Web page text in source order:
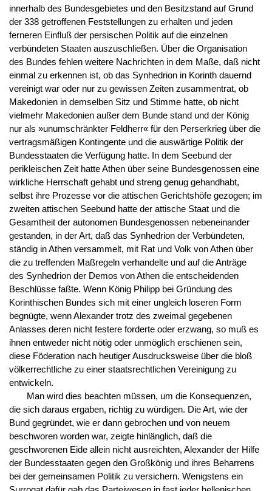
innerhalb des Bundesgebietes und den Besitzstand auf Grund
der 338 getroffenen Feststellungen zu erhalten und jeden
ferneren Einfluß der persischen Politik auf die einzelnen
verbündeten Staaten auszuschließen. Über die Organisation
des Bundes fehlen weitere Nachrichten in dem Maße, daß nicht
einmal zu erkennen ist, ob das Synhedrion in Korinth dauernd
vereinigt war oder nur zu gewissen Zeiten zusammentrat, ob
Makedonien in demselben Sitz und Stimme hatte, ob nicht
vielmehr Makedonien außer dem Bunde stand und der König
nur als »unumschränkter Feldherr« für den Perserkrieg über die
vertragsmäßigen Kontingente und die auswärtige Politik der
Bundesstaaten die Verfügung hatte. In dem Seebund der
perikleischen Zeit hatte Athen über seine Bundesgenossen eine
wirkliche Herrschaft gehabt und streng genug gehandhabt,
selbst ihre Prozesse vor die attischen Gerichtshöfe gezogen; im
zweiten attischen Seebund hatte der attische Staat und die
Gesamtheit der autonomen Bundesgenossen nebeneinander
gestanden, in der Art, daß das Synhedrion der Verbündeten,
ständig in Athen versammelt, mit Rat und Volk von Athen über
die zu treffenden Maßregeln verhandelte und auf die Anträge
des Synhedrion der Demos von Athen die entscheidenden
Beschlüsse faßte. Wenn König Philipp bei Gründung des
Korinthischen Bundes sich mit einer ungleich loseren Form
begnügte, wenn Alexander trotz des zweimal gegebenen
Anlasses deren nicht festere forderte oder erzwang, so muß es
ihnen entweder nicht nötig oder unmöglich erschienen sein,
diese Föderation nach heutiger Ausdrucksweise über die bloß
völkerrechtliche zu einer staatsrechtlichen Vereinigung zu
entwickeln.
Man wird dies beachten müssen, um die Konsequenzen,
die sich daraus ergaben, richtig zu würdigen. Die Art, wie der
Bund gegründet, wie er dann gebrochen und von neuem
beschworen worden war, zeigte hinlänglich, daß die
geschworenen Eide allein nicht ausreichten, Alexander der Hilfe
der Bundesstaaten gegen den Großkönig und ihres Beharrens
bei der gemeinsamen Politik zu versichern. Wenigstens ein